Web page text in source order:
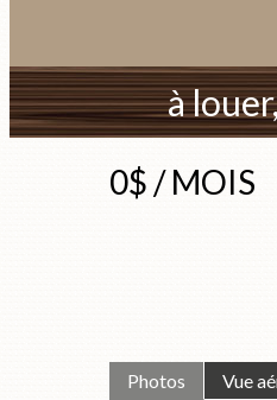
à
0$ / MOIS
Photos Vue